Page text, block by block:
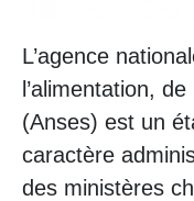
L’agence
l’alimentation,
(Anses) est un
caractère
des ministères